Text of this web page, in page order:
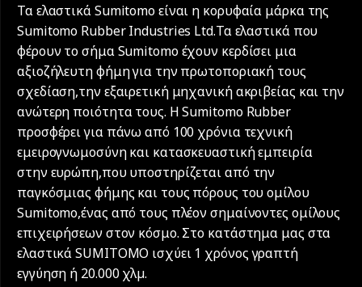
Τα ελαστικά Sumitomo είναι η κορυφαία μάρκα της
Sumitomo Rubber Industries Ltd.Τα ελαστικά που
φέρουν το σήμα Sumitomo έχουν κερδίσει μια
αξιοζήλευτη φήμη για την πρωτοποριακή τους
σχεδίαση,την εξαιρετική μηχανική ακριβείας και την
ανώτερη ποιότητα τους. Η Sumitomo Rubber
προσφέρει για πάνω από 100 χρόνια τεχνική
εμειρογνωμοσύνη και κατασκευαστική εμπειρία
στην ευρώπη,που υποστηρίζεται από την
παγκόσμιας φήμης και τους πόρους του ομίλου
Sumitomo,ένας από τους πλέον σημαίνοντες ομίλους
επιχειρήσεων στον κόσμο. Στο κατάστημα μας στα
ελαστικά SUMITOMO ισχύει 1 χρόνος γραπτή
εγγύηση ή 20.000 χλµ.